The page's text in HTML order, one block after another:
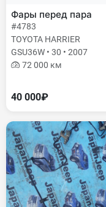
Фары перед пара
#4783
TOYOTA HARRIER
GSU36W • 30 • 2007
72 000 км
40 000₽